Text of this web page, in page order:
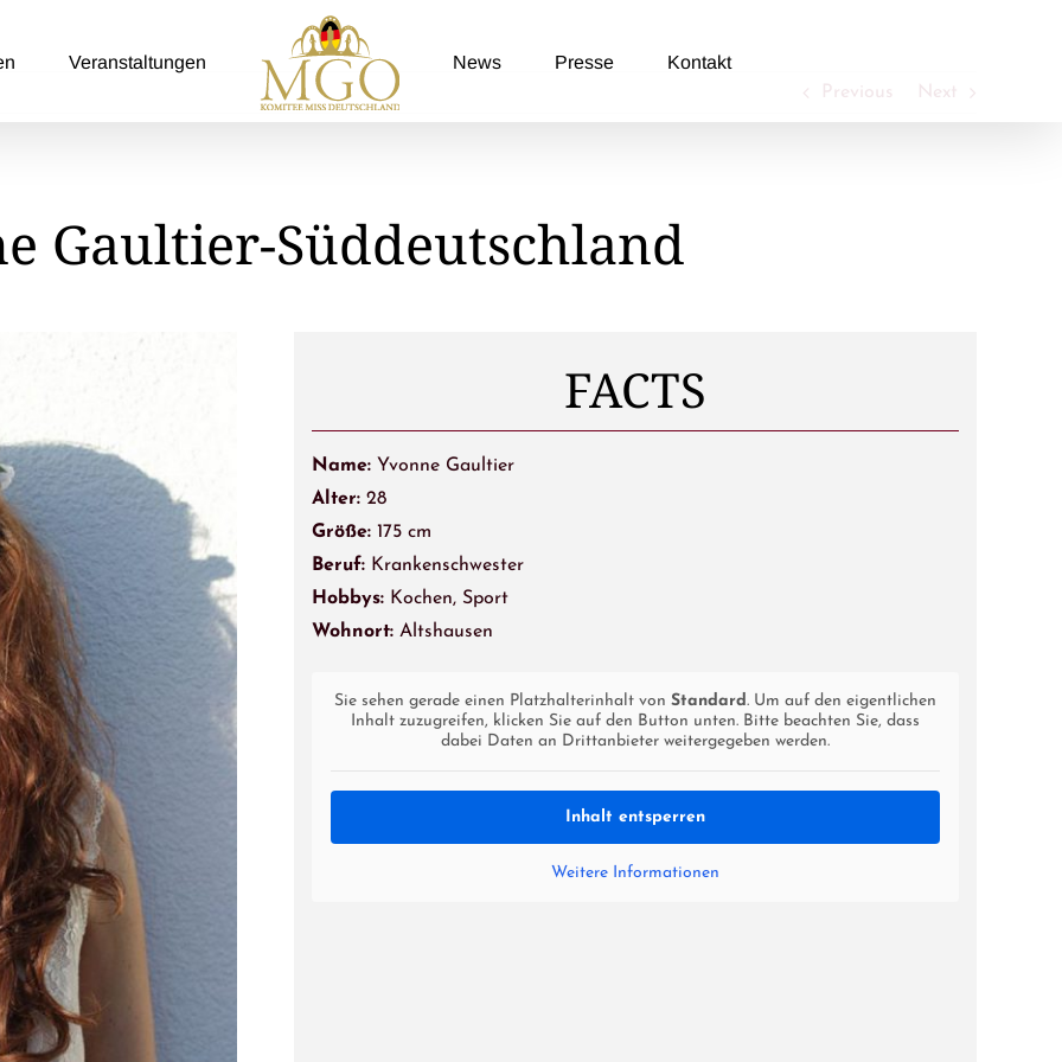
Veranstaltungen News Presse Kontakt
Previous Next
Gaultier-Süddeutschland
FACTS
Name: Yvonne Gaultier
Alter: 28
Größe: 175 cm
Beruf: Krankenschwester
Hobbys: Kochen, Sport
Wohnort: Altshausen
Sie sehen gerade einen Platzhalterinhalt von Standard. Um auf den eigentlichen
Inhalt zuzugreifen, klicken Sie auf den Button unten. Bitte beachten Sie, dass
dabei Daten an Drittanbieter weitergegeben werden.
Inhalt entsperren
Weitere Informationen